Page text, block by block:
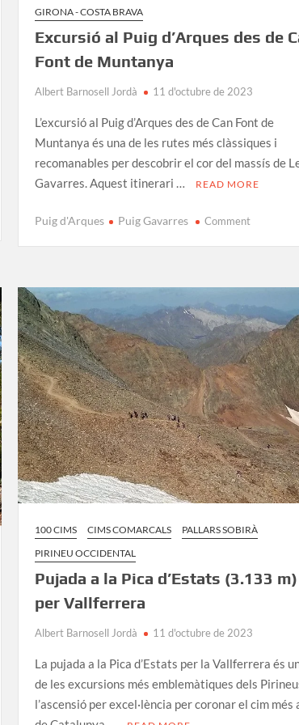
GIRONA - COSTA BRAVA
Excursió al Puig d’Arques des de
Font de Muntanya
Albert Barnosell Jordà 11 d'octubre de 2023
L’excursió al Puig d’Arques des de Can Font de
Muntanya és una de les rutes més clàssiques i
recomanables per descobrir el cor del massís de
Gavarres. Aquest itinerari …
READ MORE
Puig d'Arques Puig Gavarres Commenton
d’Arques
des
de
Can
Font
de
Muntanya
100 CIMS CIMS COMARCALS
PALLARS SOBIRÀ
PIRINEU OCCIDENTAL
Pujada a la Pica d’Estats (3.133 m)
per Vallferrera
Albert Barnosell Jordà 11 d'octubre de 2023
La pujada a la Pica d’Estats per la Vallferrera és
de les excursions més emblemàtiques dels
l’ascensió per excel·lència per coronar el cim més